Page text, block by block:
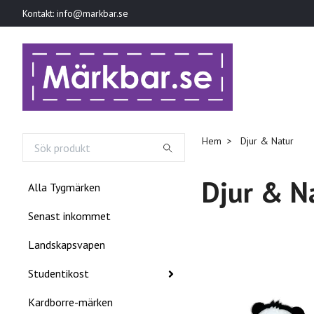
Kontakt: info@markbar.se
Alla Tygmärken
Senast inkommet
Landskapsvapen
Studentikost
Kardborre-märken
Hem Djur & Natur
Djur &